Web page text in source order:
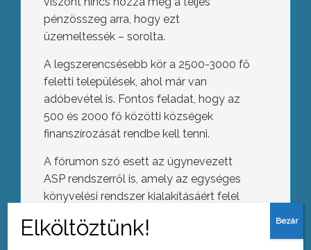
pénzösszeg arra, hogy ezt
üzemeltessék – sorolta.
A legszerencsésebb kör a 2500-3000 fő
feletti települések, ahol már van
adóbevétel is. Fontos feladat, hogy az
500 és 2000 fő közötti községek
finanszírozását rendbe kell tenni.
A fórumon szó esett az úgynevezett
ASP rendszerről is, amely az egységes
könyvelési rendszer kialakításáért felel
fontos, mert így egyebek mellett kiderül,